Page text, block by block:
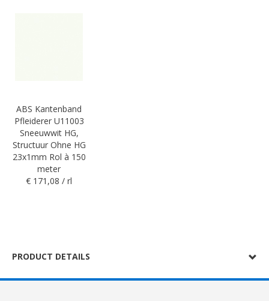
ABS Kantenband
Pfleiderer U11003
Sneeuwwit HG,
Structuur Ohne HG
23x1mm Rol à 150
meter
€ 171,08 / rl
PRODUCT DETAILS